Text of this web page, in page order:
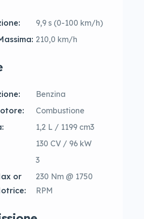
9,9 s (0-100 km/h)
210,0 km/h
Benzina
Combustione
1,2 L / 1199 cm3
130 CV / 96 kW
3
or
230 Nm @ 1750
RPM